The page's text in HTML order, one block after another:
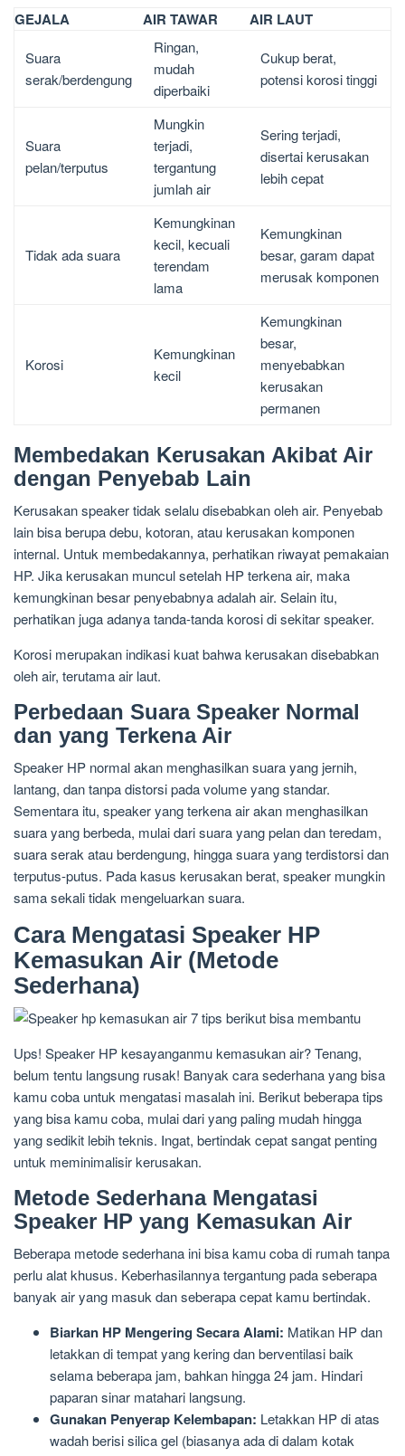
GEJALA AIR TAWAR AIR LAUT
Suara
serak/berdengung
Ringan,
mudah
diperbaiki
Cukup berat,
potensi korosi tinggi
Suara
pelan/terputus
Mungkin
terjadi,
tergantung
jumlah air
Sering terjadi,
disertai kerusakan
lebih cepat
Tidak ada suara
Kemungkinan
kecil, kecuali
terendam
lama
Kemungkinan
besar, garam dapat
merusak komponen
Korosi
Kemungkinan
kecil
Kemungkinan
besar,
menyebabkan
kerusakan
permanen
Membedakan Kerusakan Akibat Air
dengan Penyebab Lain
Kerusakan speaker tidak selalu disebabkan oleh air. Penyebab
lain bisa berupa debu, kotoran, atau kerusakan komponen
internal. Untuk membedakannya, perhatikan riwayat pemakaian
HP. Jika kerusakan muncul setelah HP terkena air, maka
kemungkinan besar penyebabnya adalah air. Selain itu,
perhatikan juga adanya tanda-tanda korosi di sekitar speaker.
Korosi merupakan indikasi kuat bahwa kerusakan disebabkan
oleh air, terutama air laut.
Perbedaan Suara Speaker Normal
dan yang Terkena Air
Speaker HP normal akan menghasilkan suara yang jernih,
lantang, dan tanpa distorsi pada volume yang standar.
Sementara itu, speaker yang terkena air akan menghasilkan
suara yang berbeda, mulai dari suara yang pelan dan teredam,
suara serak atau berdengung, hingga suara yang terdistorsi dan
terputus-putus. Pada kasus kerusakan berat, speaker mungkin
sama sekali tidak mengeluarkan suara.
Cara Mengatasi Speaker HP
Kemasukan Air (Metode
Sederhana)
Ups! Speaker HP kesayanganmu kemasukan air? Tenang,
belum tentu langsung rusak! Banyak cara sederhana yang bisa
kamu coba untuk mengatasi masalah ini. Berikut beberapa tips
yang bisa kamu coba, mulai dari yang paling mudah hingga
yang sedikit lebih teknis. Ingat, bertindak cepat sangat penting
untuk meminimalisir kerusakan.
Metode Sederhana Mengatasi
Speaker HP yang Kemasukan Air
Beberapa metode sederhana ini bisa kamu coba di rumah tanpa
perlu alat khusus. Keberhasilannya tergantung pada seberapa
banyak air yang masuk dan seberapa cepat kamu bertindak.
Biarkan HP Mengering Secara Alami: Matikan HP dan
letakkan di tempat yang kering dan berventilasi baik
selama beberapa jam, bahkan hingga 24 jam. Hindari
paparan sinar matahari langsung.
Gunakan Penyerap Kelembapan: Letakkan HP di atas
wadah berisi silica gel (biasanya ada di dalam kotak